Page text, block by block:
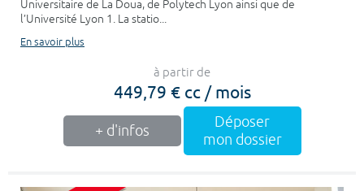
Universitaire de La Doua, de Polytech Lyon ainsi que de
l’Université Lyon 1. La statio...
En savoir plus
à partir de
449,79 € cc / mois
+ d'infos
Déposer
mon dossier